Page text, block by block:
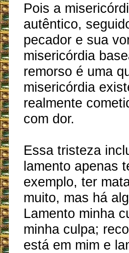
Pois a
autêntico,
pecador e sua
misericórdia
remorso é uma
misericórdia
realmente
com dor.
Essa tristeza
lamento apenas
exemplo, ter
muito, mas há
Lamento minha
minha culpa;
está em mim e